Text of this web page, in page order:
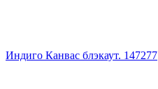
Индиго Канвас блэкаут. 147277